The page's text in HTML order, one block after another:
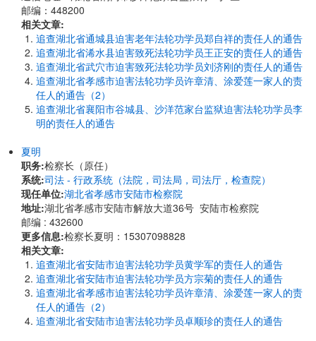
邮编：448200
相关文章:
追查湖北省通城县迫害老年法轮功学员郑自祥的责任人的通告
追查湖北省浠水县迫害致死法轮功学员王正安的责任人的通告
追查湖北省武穴市迫害致死法轮功学员刘济刚的责任人的通告
追查湖北省孝感市迫害法轮功学员许章清、涂爱莲一家人的责
任人的通告（2）
追查湖北省襄阳市谷城县、沙洋范家台监狱迫害法轮功学员李
明的责任人的通告
夏明
职务:检察长（原任）
系统:司法 - 行政系统（法院，司法局，司法厅，检查院）
现任单位:湖北省孝感市安陆市检察院
地址:湖北省孝感市安陆市解放大道36号 安陆市检察院
邮编 : 432600
更多信息:检察长夏明：15307098828
相关文章:
追查湖北省安陆市迫害法轮功学员黄学军的责任人的通告
追查湖北省安陆市迫害法轮功学员方宗菊的责任人的通告
追查湖北省孝感市迫害法轮功学员许章清、涂爱莲一家人的责
任人的通告（2）
追查湖北省安陆市迫害法轮功学员卓顺珍的责任人的通告